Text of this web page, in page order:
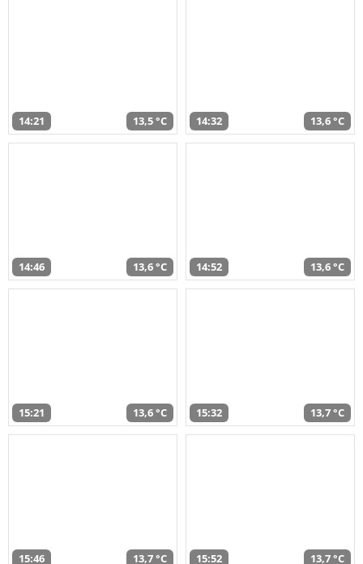
14:21 13,5 °C 14:32 13,6 °C
14:46 13,6 °C 14:52 13,6 °C
15:21 13,6 °C 15:32 13,7 °C
15:46 13,7 °C 15:52 13,7 °C